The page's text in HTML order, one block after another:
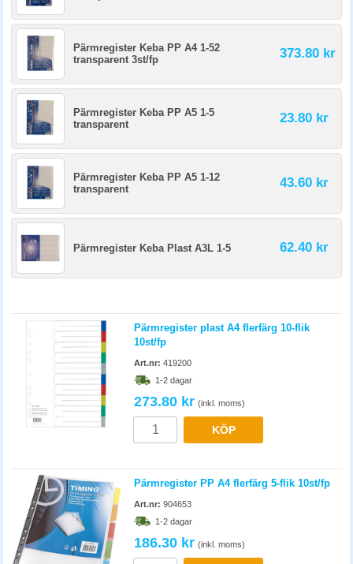
Pärmregister Keba PP A4 1-52
transparent 3st/fp
373.80 kr
Pärmregister Keba PP A5 1-5
transparent
23.80 kr
Pärmregister Keba PP A5 1-12
transparent
43.60 kr
Pärmregister Keba Plast A3L 1-5 62.40 kr
Pärmregister plast A4 flerfärg 10-flik
10st/fp
Art.nr: 419200
1-2 dagar
273.80 kr (inkl. moms)
KÖP
Pärmregister PP A4 flerfärg 5-flik 10st/fp
Art.nr: 904653
1-2 dagar
186.30 kr (inkl. moms)